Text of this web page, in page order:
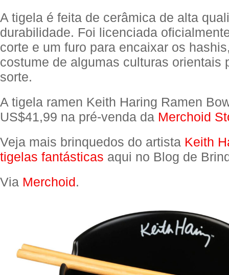
A tigela é feita de cerâmica de alta
durabilidade. Foi licenciada
corte e um furo para encaixar os
costume de algumas culturas orientais
sorte.
A tigela ramen Keith Haring Ramen
US$41,99 na pré-venda da Merchoid
Veja mais brinquedos do artista Keith
tigelas fantásticas aqui no Blog de
Via Merchoid.